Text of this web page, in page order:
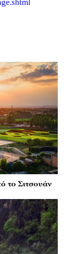
το Σιτσουάν